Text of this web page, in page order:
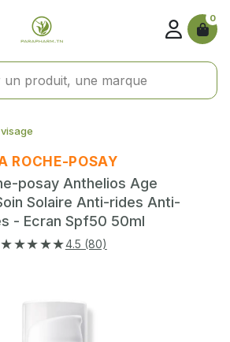
0
ROCHE-POSAY
posay Anthelios Age
Solaire Anti-rides Anti-
- Ecran Spf50 50ml
★★★★★4.5 (80)